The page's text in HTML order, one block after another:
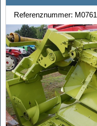
Referenznummer: M0761